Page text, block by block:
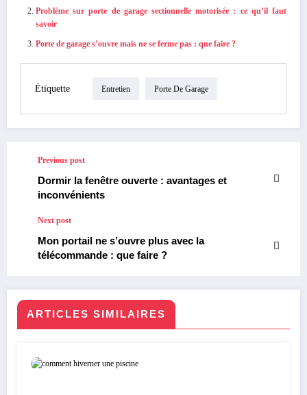
Problème sur porte de garage sectionnelle motorisée : ce qu’il faut
savoir
Porte de garage s’ouvre mais ne se ferme pas : que faire ?
Étiquette Entretien Porte De Garage
Previous post
Dormir la fenêtre ouverte : avantages et
inconvénients
Next post
Mon portail ne s’ouvre plus avec la
télécommande : que faire ?
ARTICLES SIMILAIRES